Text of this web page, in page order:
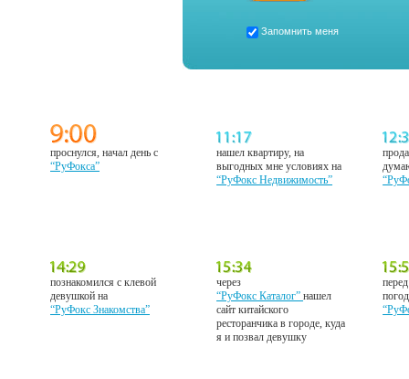
Запомнить меня
проснулся, начал день с
“РуФокса”
нашел квартиру, на
выгодных мне условиях на
“РуФокс Недвижимость”
познакомился с клевой
девушкой на
“РуФокс Знакомства”
через
“РуФокс Каталог”нашел
сайт китайского
ресторанчика в городе, куда
я и позвал девушку